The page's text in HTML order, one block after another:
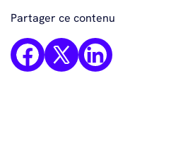
Partager ce contenu